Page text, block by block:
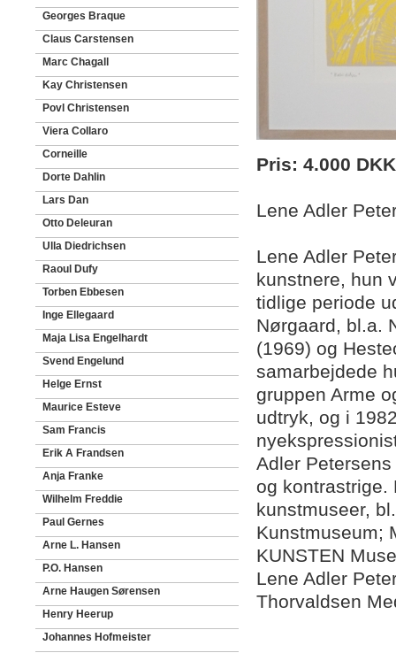
Georges Braque
Claus Carstensen
Marc Chagall
Kay Christensen
Povl Christensen
Viera Collaro
Corneille
Dorte Dahlin
Lars Dan
Otto Deleuran
Ulla Diedrichsen
Raoul Dufy
Torben Ebbesen
Inge Ellegaard
Maja Lisa Engelhardt
Svend Engelund
Helge Ernst
Maurice Esteve
Sam Francis
Erik A Frandsen
Anja Franke
Wilhelm Freddie
Paul Gernes
Arne L. Hansen
P.O. Hansen
Arne Haugen Sørensen
Henry Heerup
Johannes Hofmeister
Pris: 4.000 DKK
Lene Adler
Lene Adler
kunstnere, hun
tidlige periode
Nørgaard, bl.a.
(1969) og
samarbejdede
gruppen Arme
udtryk, og i
Adler
og
kunstmuseer,
Kunstmuseum;
KUNSTEN
Lene Adler
Thorvaldsen